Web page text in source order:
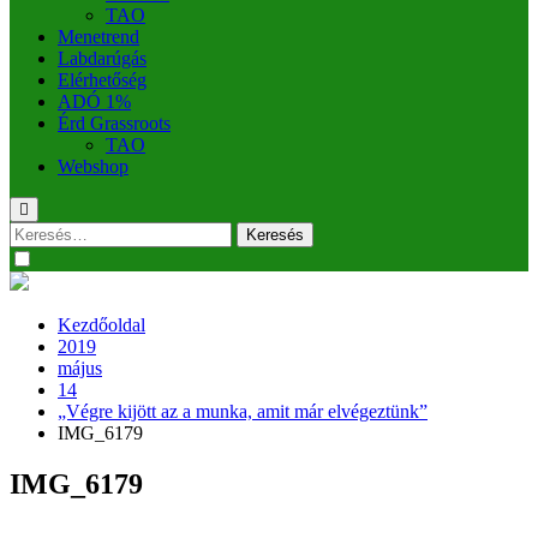
TAO
Menetrend
Labdarúgás
Elérhetőség
ADÓ 1%
Érd Grassroots
TAO
Webshop
Keresés:
Kezdőoldal
2019
május
14
„Végre kijött az a munka, amit már elvégeztünk”
IMG_6179
IMG_6179